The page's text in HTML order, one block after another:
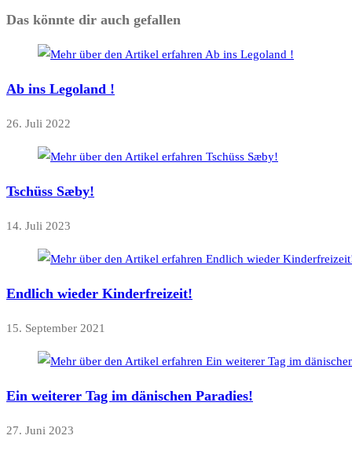
Das könnte dir auch gefallen
Ab ins Legoland !
26. Juli 2022
Tschüss Sæby!
14. Juli 2023
Endlich wieder Kinderfreizeit!
15. September 2021
Ein weiterer Tag im dänischen Paradies!
27. Juni 2023